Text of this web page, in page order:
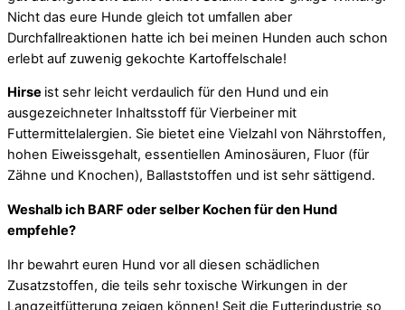
Nicht das eure Hunde gleich tot umfallen aber
Durchfallreaktionen hatte ich bei meinen Hunden auch schon
erlebt auf zuwenig gekochte Kartoffelschale!
Hirse ist sehr leicht verdaulich für den Hund und ein
ausgezeichneter Inhaltsstoff für Vierbeiner mit
Futtermittelalergien. Sie bietet eine Vielzahl von Nährstoffen,
hohen Eiweissgehalt, essentiellen Aminosäuren, Fluor (für
Zähne und Knochen), Ballaststoffen und ist sehr sättigend.
Weshalb ich BARF oder selber Kochen für den Hund
empfehle?
Ihr bewahrt euren Hund vor all diesen schädlichen
Zusatzstoffen, die teils sehr toxische Wirkungen in der
Langzeitfütterung zeigen können! Seit die Futterindustrie so